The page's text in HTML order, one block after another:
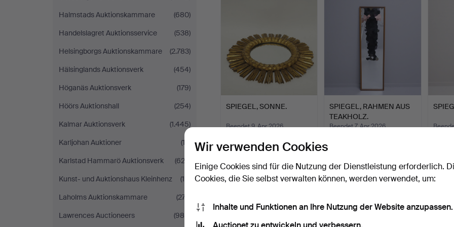
Halmstads Auktionskammare
(680)
Handelslagret Auktionsservice
(538)
Helsingborgs Auktionskammare
(2.783)
Hälsinglands Auktionsverk
(454)
Höganäs Auktionsverk
(179)
Höörs Auktionshall
(254)
Kalmar Auktionsverk
(1.445)
Karljohan Auktioner
(12)
Karlstad Hammarö Auktionsverk
(622)
Kunst- und Auktionshaus Kleinhenz
(16)
Laholms Auktionskammare
(277)
Lawrences Auctioneers
(986)
SPIEGEL, SONNE.
Beendet 9. Apr 2026
48 USD
SPIEGEL, RAHMEN AUS
TEAKHOLZ.
Beendet 7. Apr 2026
Wir verwenden Cookies
Einige Cookies sind für die Nutzung der Dienstleistung erforderlich.
Cookies, die Sie selbst verwalten können, werden verwendet, um:
Inhalte und Funktionen an Ihre Nutzung der Website anzupassen.